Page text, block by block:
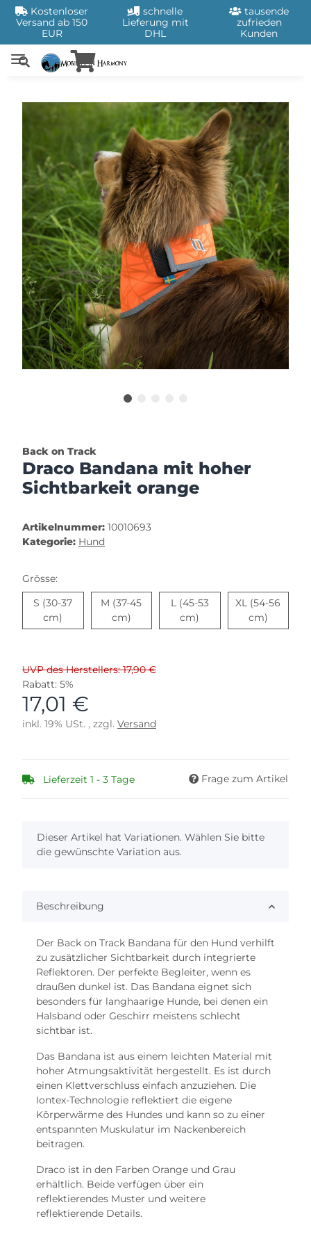
Kostenloser
Versand ab 150
EUR
schnelle
Lieferung mit
DHL
tausende
zufrieden
Kunden
Back on Track
Draco Bandana mit hoher
Sichtbarkeit orange
Artikelnummer: 10010693
Kategorie: Hund
Grösse:
S (30-37
cm) S (30-37 cm)
M (37-45
cm) M (37-45 cm)
L (45-53
cm) L (45-53 cm)
XL (54-56
cm)
UVP des Herstellers: 17,90 €
Rabatt: 5%
17,01 €
inkl. 19% USt. , zzgl. Versand
Lieferzeit 1 - 3 Tage Frage zum Artikel
x
Dieser Artikel hat Variationen. Wählen Sie bitte
die gewünschte Variation aus.
Beschreibung
Der Back on Track Bandana für den Hund verhilft
zu zusätzlicher Sichtbarkeit durch integrierte
Reflektoren. Der perfekte Begleiter, wenn es
draußen dunkel ist. Das Bandana eignet sich
besonders für langhaarige Hunde, bei denen ein
Halsband oder Geschirr meistens schlecht
sichtbar ist.
Das Bandana ist aus einem leichten Material mit
hoher Atmungsaktivität hergestellt. Es ist durch
einen Klettverschluss einfach anzuziehen. Die
Iontex-Technologie reflektiert die eigene
Körperwärme des Hundes und kann so zu einer
entspannten Muskulatur im Nackenbereich
beitragen.
Draco ist in den Farben Orange und Grau
erhältlich. Beide verfügen über ein
reflektierendes Muster und weitere
reflektierende Details.